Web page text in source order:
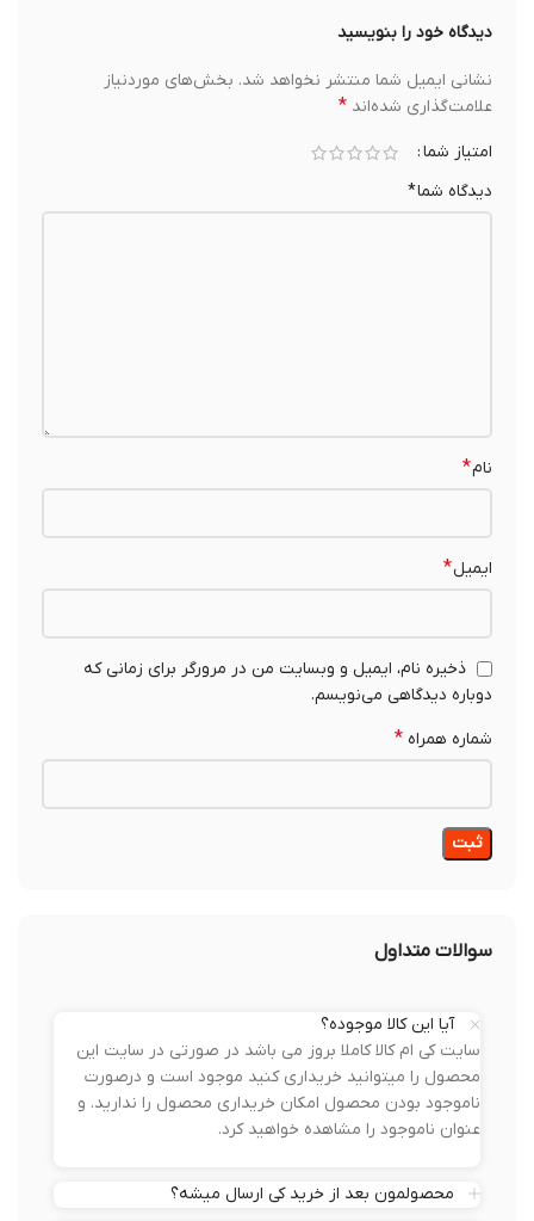
دیدگاه خود را بنویسید
نشانی ایمیل شما منتشر نخواهد شد. بخش‌های موردنیاز
علامت‌گذاری شده‌اند*
امتیاز شما
دیدگاه شما*
ایمیل*
ذخیره نام، ایمیل و وبسایت من در مرورگر برای زمانی که
دوباره دیدگاهی می‌نویسم.
شماره همراه*
سوالات متداول
آیا این کالا موجوده؟
سایت کی ام کالا کاملا بروز می باشد در صورتی در سایت این
محصول را میتوانید خریداری کنید موجود است و درصورت
ناموجود بودن محصول امکان خریداری محصول را ندارید. و
عنوان ناموجود را مشاهده خواهید کرد.
محصولمون بعد از خرید کی ارسال میشه؟